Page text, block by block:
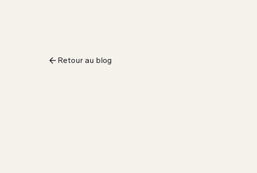
Retour au blog